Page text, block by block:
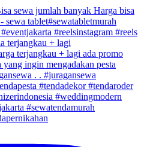
terjangkau + lagi